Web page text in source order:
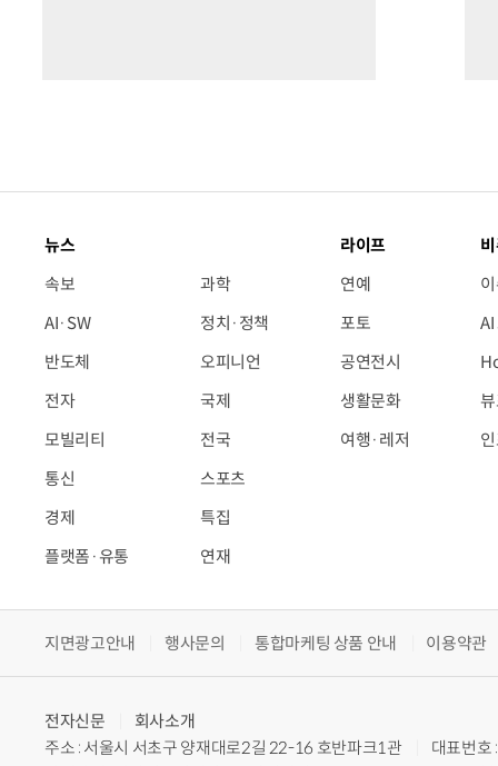
뉴스
속보
AI·SW
반도체
전자
모빌리티
통신
경제
플랫폼·유통
과학
정치·정책
오피니언
국제
전국
스포츠
특집
연재
라이프
연예
포토
공연전시
생활문화
여행·레저
지면광고안내 행사문의 통합마케팅 상품 안내 이용약관
전자신문
회사소개
주소 : 서울시 서초구 양재대로2길 22-16 호반파크1관
대표번